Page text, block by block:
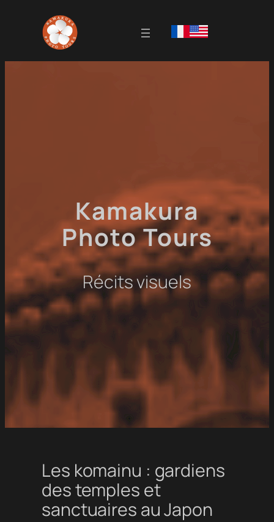
content
Kamakura
Photo Tours
Récits visuels
Les komainu : gardiens
des temples et
sanctuaires au Japon